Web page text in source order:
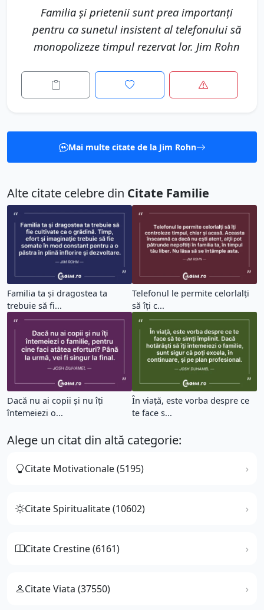
Familia şi prietenii sunt prea importanţi
pentru ca sunetul insistent al telefonului să
monopolizeze timpul rezervat lor. Jim Rohn
Mai multe citate de la Jim Rohn
Alte citate celebre din Citate Familie
Familia ta şi dragostea ta
trebuie să fi...
Telefonul le permite celorlalţi
să îţi c...
Dacă nu ai copii şi nu îţi
întemeiezi o...
În viaţă, este vorba despre ce
te face s...
Alege un citat din altă categorie:
Citate Motivationale (5195)
Citate Spiritualitate (10602)
Citate Crestine (6161)
Citate Viata (37550)